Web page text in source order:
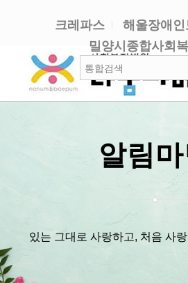
크레파스
해울장애
밀양시종합사회
검
알림
있는 그대로 사랑하고, 처음 사랑